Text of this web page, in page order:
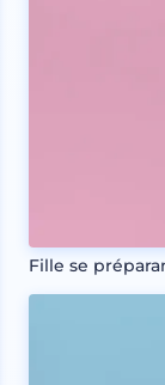
Fille se